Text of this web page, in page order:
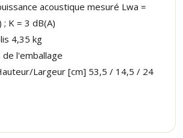
acoustique mesuré Lwa =
; K = 3 dB(A)
4,35 kg
de l'emballage
Largeur [cm] 53,5 / 14,5 / 24